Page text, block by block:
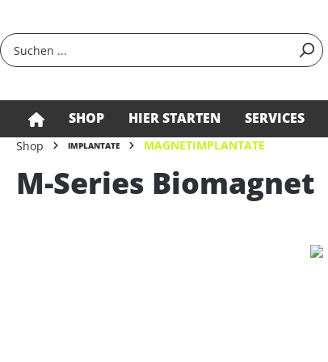
SHOP HIER STARTEN SERVICES
Shop IMPLANTATE MAGNETIMPLANTATE
M-Series Biomagnet